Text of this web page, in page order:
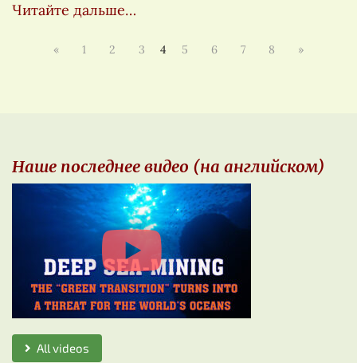
Читайте дальше…
« 1 2 3 4 5 6 7 8 »
Наше последнее видео (на английском)
All videos